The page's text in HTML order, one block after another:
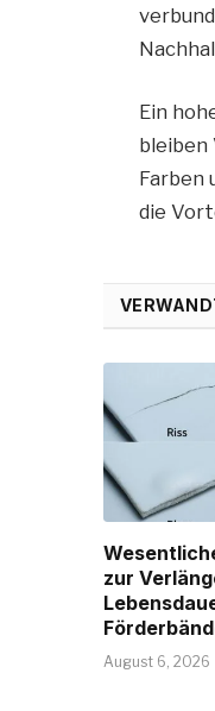
Ein
bleiben
Farben
die
zur
August 6, 2026